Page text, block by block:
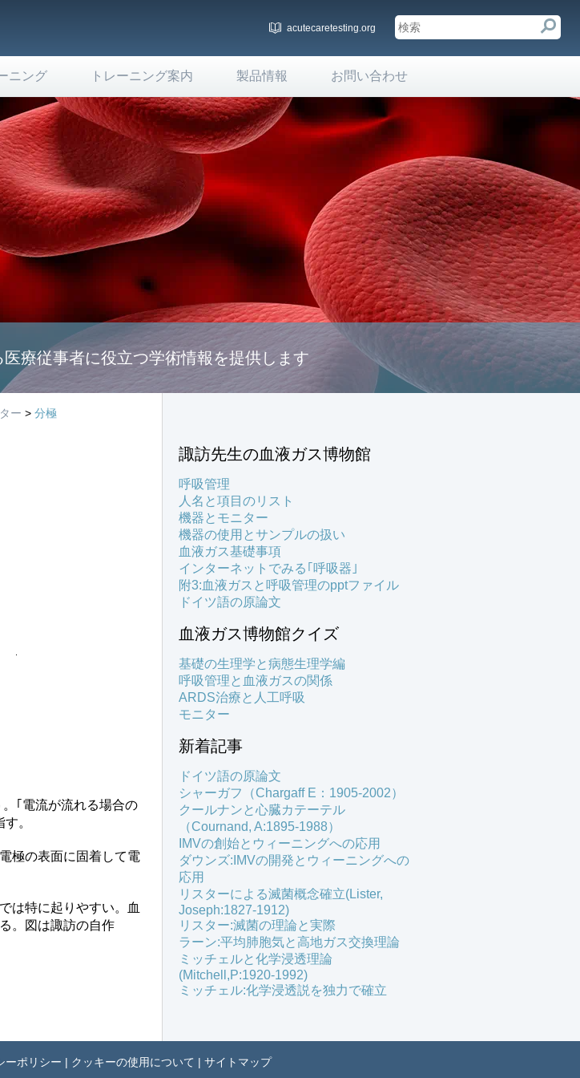
acutecaretesting.org
ニング トレーニング案内 製品情報 お問い合わせ
療従事者に役立つ学術情報を提供します
ー > 分極
｢電流が流れる場合の
。
極の表面に固着して電
は特に起りやすい。血
。図は諏訪の自作
諏訪先生の血液ガス博物館
呼吸管理
人名と項目のリスト
機器とモニター
機器の使用とサンプルの扱い
血液ガス基礎事項
インターネットでみる｢呼吸器｣
附3:血液ガスと呼吸管理のpptファイル
ドイツ語の原論文
血液ガス博物館クイズ
基礎の生理学と病態生理学編
呼吸管理と血液ガスの関係
ARDS治療と人工呼吸
モニター
新着記事
ドイツ語の原論文
シャーガフ（Chargaff E：1905-2002）
クールナンと心臓カテーテル
（Cournand, A:1895-1988）
IMVの創始とウィーニングへの応用
ダウンズ:IMVの開発とウィーニングへの
応用
リスターによる滅菌概念確立(Lister,
Joseph:1827-1912)
リスター:滅菌の理論と実際
ラーン:平均肺胞気と高地ガス交換理論
ミッチェルと化学浸透理論
(Mitchell,P:1920-1992)
ミッチェル:化学浸透説を独力で確立
ーポリシー | クッキーの使用について | サイトマップ